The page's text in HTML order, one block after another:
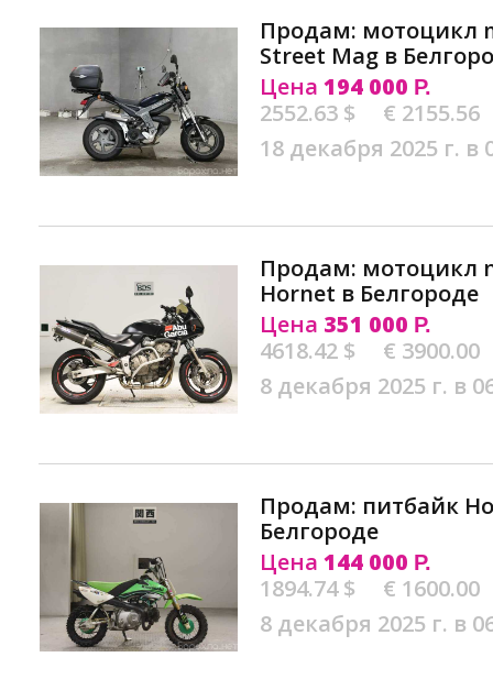
Продам: мотоцикл
Street Mag в
Цена 194 000 Р.
2552.63 $
€ 2155.56
18 декабря 2025 г. в
Продам: мотоцикл
Hornet в Белгороде
Цена 351 000 Р.
4618.42 $
€ 3900.00
8 декабря 2025 г. в
Продам: питбайк
Белгороде
Цена 144 000 Р.
1894.74 $
€ 1600.00
8 декабря 2025 г. в